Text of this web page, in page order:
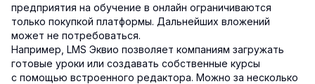
предприятия на обучение в онлайн ограничиваются
только покупкой платформы. Дальнейших вложений
может не потребоваться.
Например, LMS Эквио позволяет компаниям загружать
готовые уроки или создавать собственные курсы
с помощью встроенного редактора. Можно за несколько